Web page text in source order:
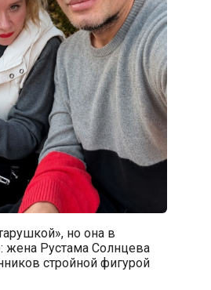
но она в
жена Рустама Солнцева
стройной фигурой